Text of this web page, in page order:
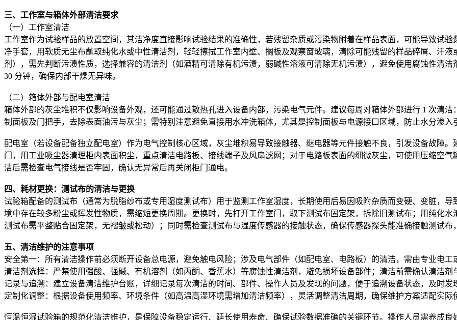
三、工作室与箱体外部清洁要求
（一）工作室清洁
工作室作为试验样品的放置空间，其洁净度直接影响试验结果的准确性，若残留杂质或污染物附着在样品表面，可能导致试
净手套，用软质无尘布蘸取纯化水或中性清洁剂，轻轻擦拭工作室内壁、搁板及观察窗玻璃，清除可能残留的样品碎屑、汗
剂），需先判断污渍性质，选择兼容的清洁剂（如酒精可清除有机污渍，弱碱性溶液可清除无机污渍），避免使用腐蚀性清
30 分钟，确保内部干燥无异味。
（二）箱体外部与配电室清洁
箱体外部的灰尘堆积不仅影响设备外观，还可能通过散热孔进入设备内部，污染电气元件。建议每周对箱体外部进行 1 次清
制面板及门把手，去除表面油污与灰尘；需特别注意避免直接用水冲洗箱体，尤其是控制面板与电源接口区域，防止水分渗入
配电室（若设备配备独立配电室）作为电气控制核心区域，灰尘堆积易导致接触器、继电器等元件接触不良，引发设备故障
门，用工业吸尘器清理柜内表面积尘，重点清洁电路板、接线端子及风扇滤网；对于电路板表面的细微灰尘，可使用压缩空
洁后需检查电气接线是否牢固，确认无异常后再关闭柜门通电。
四、耗材更换：测试布的清洁与更换
试验箱配备的测试布（通常为脱脂纱布或专用湿度测试布）用于监测工作室湿度，长期使用后易因吸附杂质而变硬、变脏，
境中存在较多粉尘或挥发性物质，需缩短更换周期。更换时，先打开工作室门，取下测试布固定架，拆除旧测试布；用纯化
测试布需平整贴合固定架，无褶皱或松动）；同时需检查测试布与湿度传感器的接触状态，确保传感器探头能准确接触测试布
五、清洁维护的注意事项
安全第一：所有清洁操作前必须断开设备总电源，避免触电风险；涉及电气部件（如配电室、电路板）的清洁，需由专业电
清洁剂选择：严禁使用强酸、强碱、有机溶剂（如丙酮、香蕉水）等腐蚀性清洁剂，避免损坏设备部件；清洁前需确认清洁
记录与追溯：建立设备清洁维护台账，详细记录每次清洁的时间、部件、操作人员及发现的问题，便于追溯设备状态，及时发
定制化调整：根据设备使用频率、环境条件（如高温高湿环境需增加清洁频率），灵活调整清洁周期，确保维护方案适配实际
恒温恒湿试验箱的规范化清洁维护，是保障设备稳定运行、延长使用寿命、确保试验数据准确的关键环节。操作人员需养成